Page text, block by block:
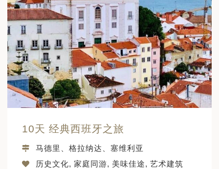
10天 经典西班牙之旅
马德里、格拉纳达、塞维利亚
历史文化, 家庭同游, 美味佳途, 艺术建筑